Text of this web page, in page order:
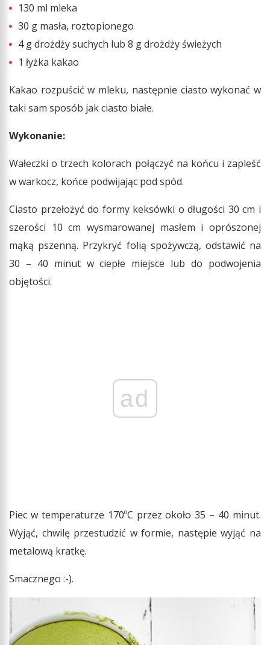
130 ml mleka
30 g masła, roztopionego
4 g drożdży suchych lub 8 g drożdży świeżych
1 łyżka kakao
Kakao rozpuścić w mleku, następnie ciasto wykonać w
taki sam sposób jak ciasto białe.
Wykonanie:
Wałeczki o trzech kolorach połączyć na końcu i zapleść
w warkocz, końce podwijając pod spód.
Ciasto przełożyć do formy keksówki o długości 30 cm i
szerości 10 cm wysmarowanej masłem i oprószonej
mąką pszenną. Przykryć folią spożywczą, odstawić na
30 – 40 minut w ciepłe miejsce lub do podwojenia
objętości.
ad
Piec w temperaturze 170ºC przez około 35 – 40 minut.
Wyjąć, chwilę przestudzić w formie, następie wyjąć na
metalową kratkę.
Smacznego :-).